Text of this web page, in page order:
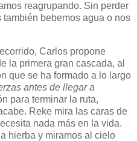
reagrupando. Sin perder
bebemos agua o nos
Carlos propone
la primera gran cascada, al
que se ha formado a lo largo
antes de llegar a
para terminar la ruta,
Reke mira las caras de
nada más en la vida.
hierba y miramos al cielo